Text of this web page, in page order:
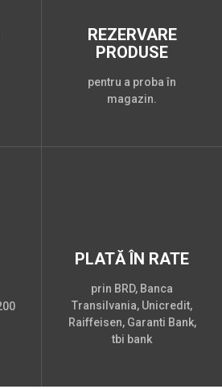
REZERVARE
PRODUSE
pentru a proba în
magazin.
PLATĂ ÎN RATE
prin BRD, Banca
Transilvania, Unicredit,
Raiffeisen, Garanti Bank,
tbi bank